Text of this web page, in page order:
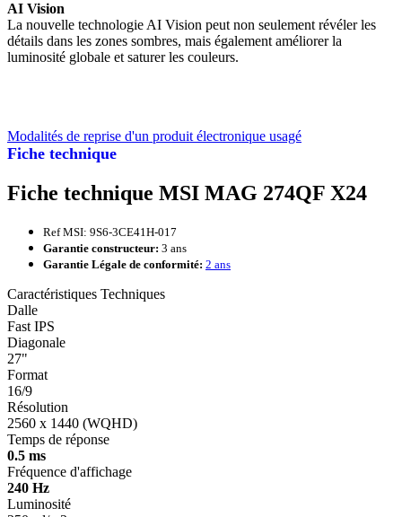
Fiche technique
AI Vision
La nouvelle technologie AI Vision peut non seulement révéler les
détails dans les zones sombres, mais également améliorer la
luminosité globale et saturer les couleurs.
Modalités de reprise d'un produit électronique usagé
Fiche technique MSI MAG 274QF X24
Ref MSI: 9S6-3CE41H-017
Garantie constructeur: 3 ans
Garantie Légale de conformité: 2 ans
Caractéristiques Techniques
Dalle
Fast IPS
Diagonale
27"
Format
16/9
Résolution
2560 x 1440 (WQHD)
Temps de réponse
0.5 ms
Fréquence d'affichage
240 Hz
Luminosité